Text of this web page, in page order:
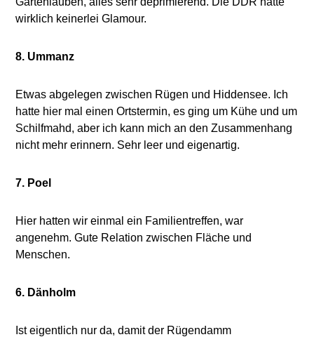
wirklich keinerlei Glamour.
8. Ummanz
Etwas abgelegen zwischen Rügen und Hiddensee. Ich
hatte hier mal einen Ortstermin, es ging um Kühe und um
Schilfmahd, aber ich kann mich an den Zusammenhang
nicht mehr erinnern. Sehr leer und eigenartig.
7. Poel
Hier hatten wir einmal ein Familientreffen, war
angenehm. Gute Relation zwischen Fläche und
Menschen.
6. Dänholm
Ist eigentlich nur da, damit der Rügendamm